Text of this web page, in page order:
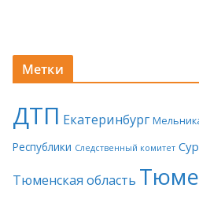
Метки
ДТП Екатеринбург
Республики Следственный комитет
Тюменская область